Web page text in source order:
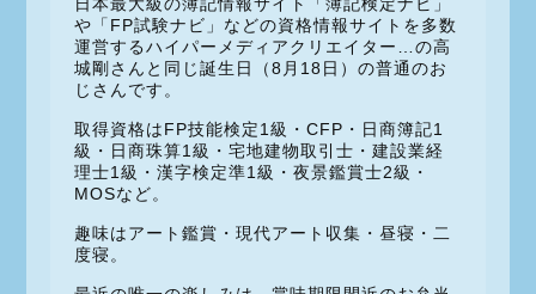
日本最大級の簿記情報サイト「簿記検定ナビ」
や「FP試験ナビ」などの資格情報サイトを多数
運営するハイパーメディアクリエイター…の高
城剛さんと同じ誕生日（8月18日）の普通のお
じさんです。
取得資格はFP技能検定1級・CFP・日商簿記1
級・日商珠算1級・宅地建物取引士・建設業経
理士1級・漢字検定準1級・夜景鑑賞士2級・
MOSなど。
趣味はアート鑑賞・現代アート収集・昼寝・二
度寝。